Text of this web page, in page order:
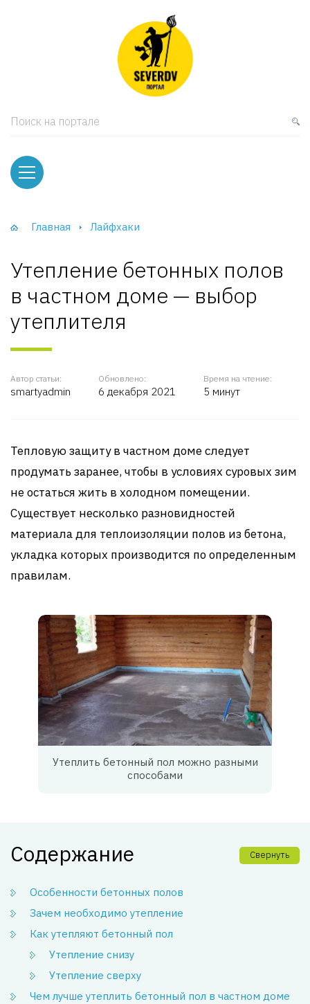
Поиск на портале
Главная Лайфхаки
Утепление бетонных полов
в частном доме — выбор
утеплителя
Автор статьи:
smartyadmin
Обновлено:
6 декабря 2021
Время на чтение:
5 минут
Тепловую защиту в частном доме следует
продумать заранее, чтобы в условиях суровых зим
не остаться жить в холодном помещении.
Существует несколько разновидностей
материала для теплоизоляции полов из бетона,
укладка которых производится по определенным
правилам.
Утеплить бетонный пол можно разными
способами
Содержание Свернуть
Особенности бетонных полов
Зачем необходимо утепление
Как утепляют бетонный пол
Утепление снизу
Утепление сверху
Чем лучше утеплить бетонный пол в частном доме
и тумбы